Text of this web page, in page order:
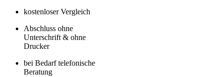
kostenloser Vergleich
Abschluss ohne
Unterschrift & ohne
Drucker
bei Bedarf telefonische
Beratung